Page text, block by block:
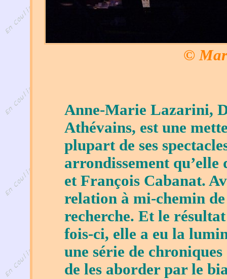
©
Anne-Marie Lazarini,
Athévains, est une
plupart de ses
arrondissement
et François Cabanat.
relation à mi-chemin
recherche. Et le
fois-ci, elle a eu la
une série de
de les aborder par le